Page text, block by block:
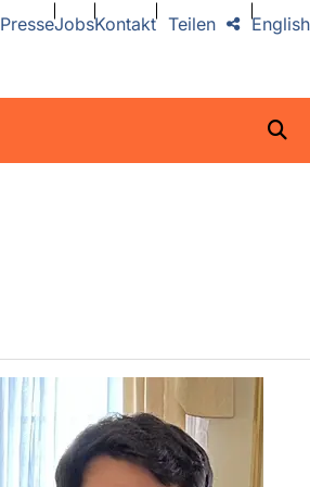
PresseJobsKontakt English
Teilen